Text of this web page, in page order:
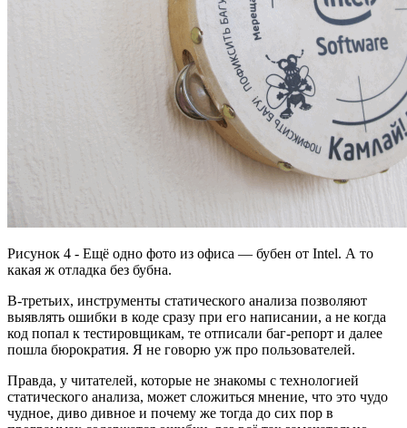
Рисунок 4 - Ещё одно фото из офиса — бубен от Intel. А то
какая ж отладка без бубна.
В-третьих, инструменты статического анализа позволяют
выявлять ошибки в коде сразу при его написании, а не когда
код попал к тестировщикам, те отписали баг-репорт и далее
пошла бюрократия. Я не говорю уж про пользователей.
Правда, у читателей, которые не знакомы с технологией
статического анализа, может сложиться мнение, что это чудо
чудное, диво дивное и почему же тогда до сих пор в